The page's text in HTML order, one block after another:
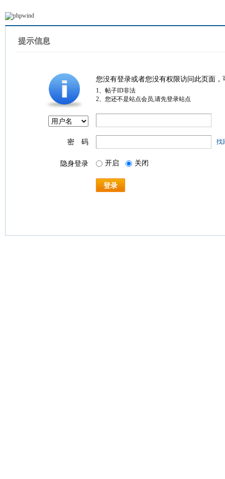
提示信息
您没有登录或者您没有权限访问此页面
1、帖子ID非法
2、您还不是站点会员,请先登录站点
密 码 找
隐身登录 开启 关闭
登录